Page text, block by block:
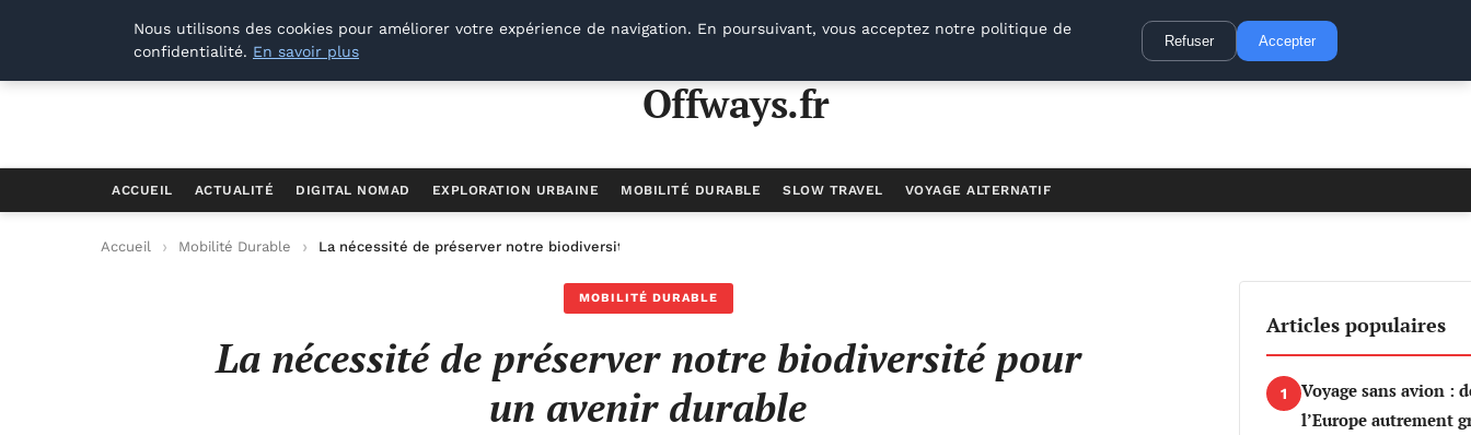
Offways.fr
Offways.fr
ACCUEIL ACTUALITÉ DIGITAL NOMAD EXPLORATION URBAINE MOBILITÉ DURABLE SLOW TRAVEL VOYAGE ALTERNATIF
Accueil Mobilité Durable La nécessité de préserver notre biodiversité pour un avenir durable
MOBILITÉ DURABLE
La nécessité de préserver notre biodiversité pour
un avenir durable
Articles populaires
1
Voyage sans avion :
l’Europe autrement
Nous utilisons des cookies pour améliorer votre expérience de navigation. En poursuivant, vous acceptez notre politique de
confidentialité. En savoir plus
Refuser Accepter